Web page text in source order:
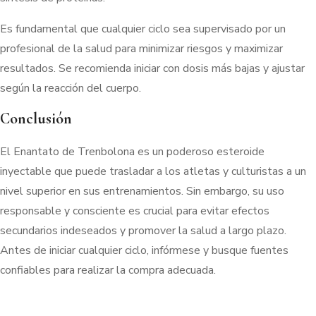
Es fundamental que cualquier ciclo sea supervisado por un
profesional de la salud para minimizar riesgos y maximizar
resultados. Se recomienda iniciar con dosis más bajas y ajustar
según la reacción del cuerpo.
Conclusión
El Enantato de Trenbolona es un poderoso esteroide
inyectable que puede trasladar a los atletas y culturistas a un
nivel superior en sus entrenamientos. Sin embargo, su uso
responsable y consciente es crucial para evitar efectos
secundarios indeseados y promover la salud a largo plazo.
Antes de iniciar cualquier ciclo, infórmese y busque fuentes
confiables para realizar la compra adecuada.